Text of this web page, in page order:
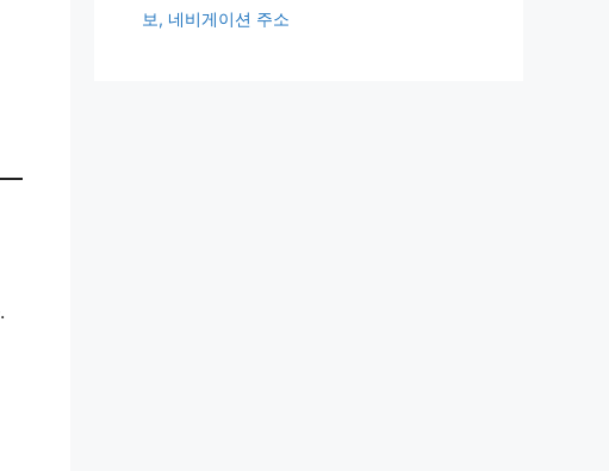
보, 네비게이션 주소